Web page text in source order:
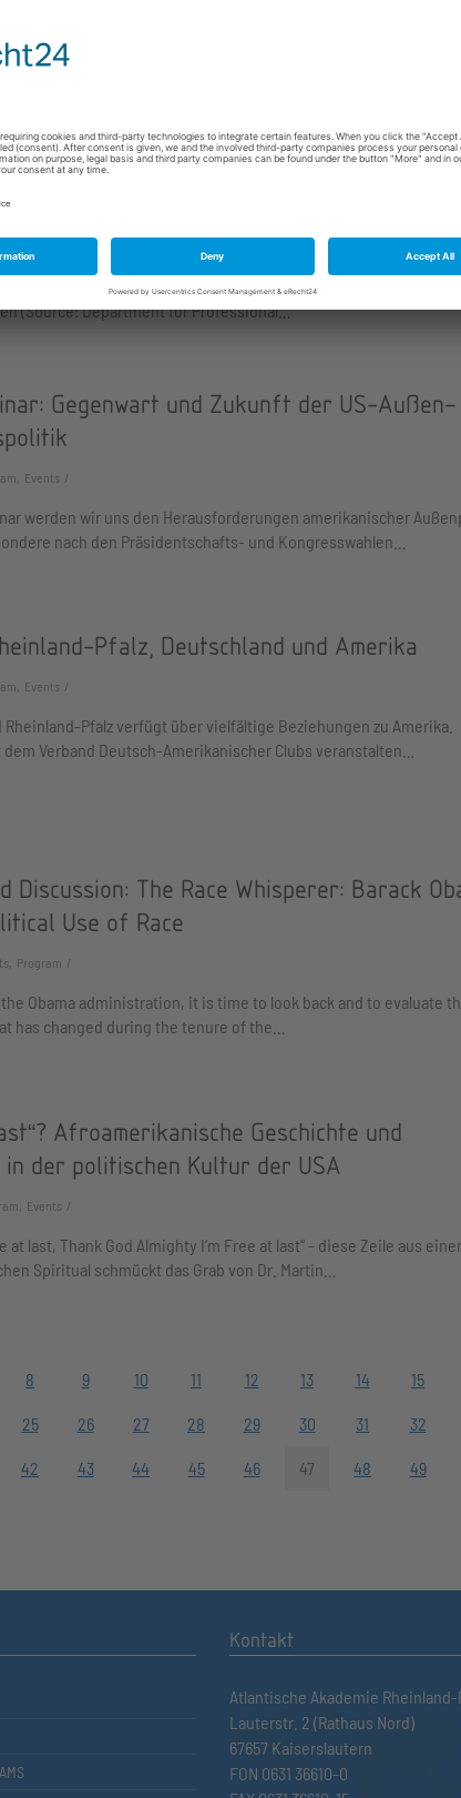
Demokratien vor neue innere…
on Entrepreneurship: Chances and
for Female Entrepreneurs in the New Digital
years, women in the United States have earned more bachelor and
(Source: Department for Professional…
Gegenwart und Zukunft der US-Außen–
Events
werden wir uns den Herausforderungen amerikanischer
nach den Präsidentschafts- und Kongresswahlen…
Pfalz, Deutschland und Amerika
Events
Rheinland-Pfalz verfügt über vielfältige Beziehungen zu Amerika.
Verband Deutsch-Amerikanischer Clubs veranstalten…
Discussion: The Race Whisperer: Barack
Use of Race
Program
Obama administration, it is time to look back and to evaluate
has changed during the tenure of the…
Afroamerikanische Geschichte und
in der politischen Kultur der USA
Events
at last, Thank God Almighty I‘m Free at last“ - diese Zeile aus
Spiritual schmückt das Grab von Dr. Martin…
8 9 10 11 12 13 14 15
25 26 27 28 29 30 31 32
42 43 44 45 46 47 48 49
Kontakt
Atlantische Akademie Rheinland-
Lauterstr. 2 (Rathaus Nord)
67657 Kaiserslautern
FON 0631 36610-0